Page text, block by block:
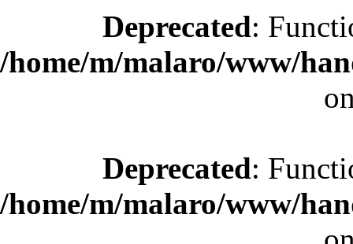
Deprecated:
/home/m/malaro/www/
Deprecated:
/home/m/malaro/www/